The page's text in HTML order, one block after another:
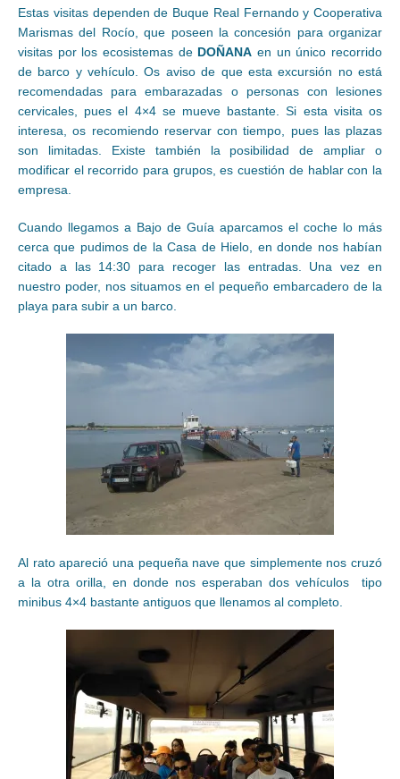
Estas visitas dependen de Buque Real Fernando y Cooperativa
Marismas del Rocío, que poseen la concesión para organizar
visitas por los ecosistemas de DOÑANA en un único recorrido
de barco y vehículo. Os aviso de que esta excursión no está
recomendadas para embarazadas o personas con lesiones
cervicales, pues el 4×4 se mueve bastante. Si esta visita os
interesa, os recomiendo reservar con tiempo, pues las plazas
son limitadas. Existe también la posibilidad de ampliar o
modificar el recorrido para grupos, es cuestión de hablar con la
empresa.
Cuando llegamos a Bajo de Guía aparcamos el coche lo más
cerca que pudimos de la Casa de Hielo, en donde nos habían
citado a las 14:30 para recoger las entradas. Una vez en
nuestro poder, nos situamos en el pequeño embarcadero de la
playa para subir a un barco.
Al rato apareció una pequeña nave que simplemente nos cruzó
a la otra orilla, en donde nos esperaban dos vehículos tipo
minibus 4×4 bastante antiguos que llenamos al completo.